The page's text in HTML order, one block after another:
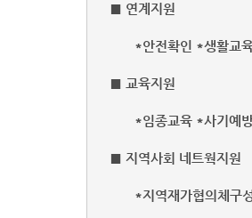
■ 연계지원
*안전확인 *생활교육
■ 교육지원
*임종교육 *사기예방
■ 지역사회 네트웍지원
*지역재가협의체구성